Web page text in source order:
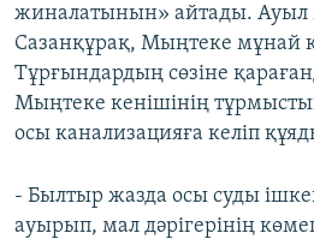
жиналатынын» айтады.
Сазанқұрақ, Мыңтеке мұнай
Тұрғындардың сөзіне
Мыңтеке кенішінің
осы канализацияға келіп
- Былтыр жазда осы суды
ауырып, мал дәрігерінің